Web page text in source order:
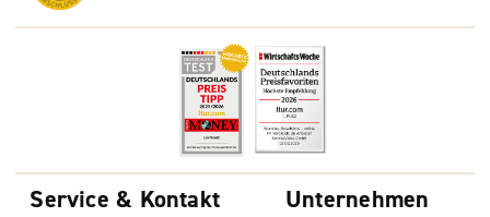
Service & Kontakt Unternehmen